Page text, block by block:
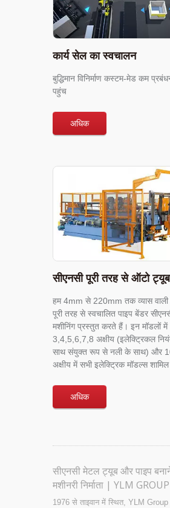
कार्य सेल का स्वचालन
बुद्धिमान विनिर्माण कस्टम-मेड कम
पहुंच
अधिक
सीएनसी पूरी तरह से ऑटो
हम 4mm से 220mm तक व्यास वाली
पूरी तरह से स्वचालित पाइप बेंडर
मशीनिंग प्रस्तुत करते हैं। इन मॉडलों में
3,4,5,6,7,8 अक्षीय (इलेक्ट्रिकल
साथ संयुक्त रूप से नली के साथ) और
अक्षीय में सभी इलेक्ट्रिक मॉडल्स
अधिक
सीएनसी मेटल ट्यूब और पाइप
मशीनरी निर्माता | YLM GROUP
1976 से ताइवान में स्थित, YLM